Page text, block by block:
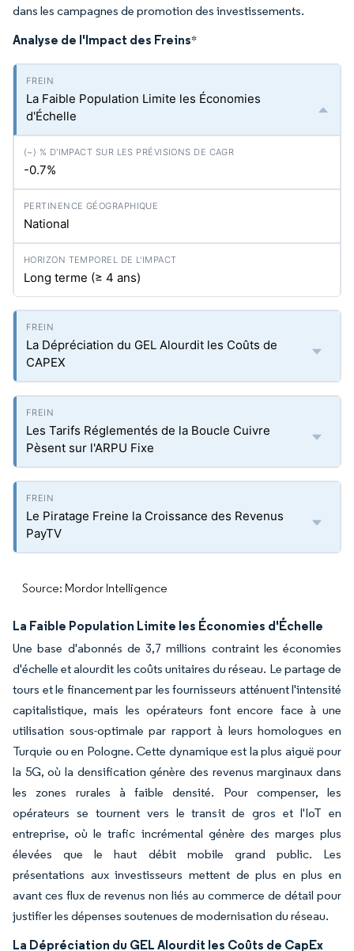
dans les campagnes de promotion des investissements.
Analyse de l'Impact des Freins*
La Faible Population Limite les Économies
d'Échelle
-0.7%
National
Long terme (≥ 4 ans)
La Dépréciation du GEL Alourdit les Coûts de
CAPEX
Les Tarifs Réglementés de la Boucle Cuivre
Pèsent sur l'ARPU Fixe
Le Piratage Freine la Croissance des Revenus
PayTV
Source: Mordor Intelligence
La Faible Population Limite les Économies d'Échelle
Une base d'abonnés de 3,7 millions contraint les économies
d'échelle et alourdit les coûts unitaires du réseau. Le partage de
tours et le financement par les fournisseurs atténuent l'intensité
capitalistique, mais les opérateurs font encore face à une
utilisation sous-optimale par rapport à leurs homologues en
Turquie ou en Pologne. Cette dynamique est la plus aiguë pour
la 5G, où la densification génère des revenus marginaux dans
les zones rurales à faible densité. Pour compenser, les
opérateurs se tournent vers le transit de gros et l'IoT en
entreprise, où le trafic incrémental génère des marges plus
élevées que le haut débit mobile grand public. Les
présentations aux investisseurs mettent de plus en plus en
avant ces flux de revenus non liés au commerce de détail pour
justifier les dépenses soutenues de modernisation du réseau.
La Dépréciation du GEL Alourdit les Coûts de CapEx